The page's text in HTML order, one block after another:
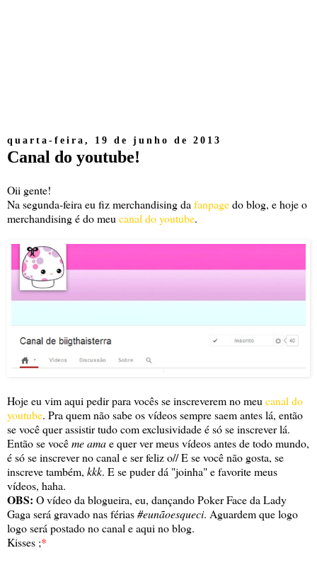
quarta-feira, 19 de junho de 2013
Canal do youtube!
Oii gente!
Na segunda-feira eu fiz merchandising dafanpagedo blog, e hoje o
merchandising é do meucanal do youtube.
Hoje eu vim aqui pedir para vocês se inscreverem no meucanal do
youtube. Pra quem não sabe os vídeos sempre saem antes lá, então
se você quer assistir tudo com exclusividade é só se inscrever lá.
Então se vocême amae quer ver meus vídeos antes de todo mundo,
é só se inscrever no canal e ser feliz o// E se você não gosta, se
inscreve também, kkk. E se puder dá "joinha" e favorite meus
vídeos, haha.
OBS: O vídeo da blogueira, eu, dançando Poker Face da Lady
Gaga será gravado nas férias#eunãoesqueci. Aguardem que logo
logo será postado no canal e aqui no blog.
Kisses ;*